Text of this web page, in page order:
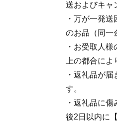
送およびキャ
・万が一発
のお品（同一
・お受取人
上の都合に
・返礼品が
す。
・返礼品に
後2日以内に